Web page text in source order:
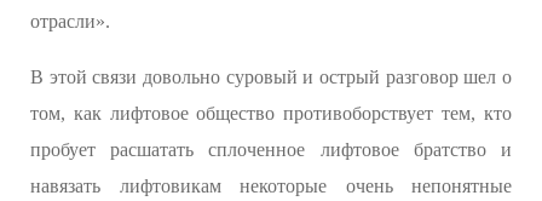
отрасли».
В этой связи довольно суровый и острый разговор шел о
том, как лифтовое общество противоборствует тем, кто
пробует расшатать сплоченное лифтовое братство и
навязать лифтовикам некоторые очень непонятные